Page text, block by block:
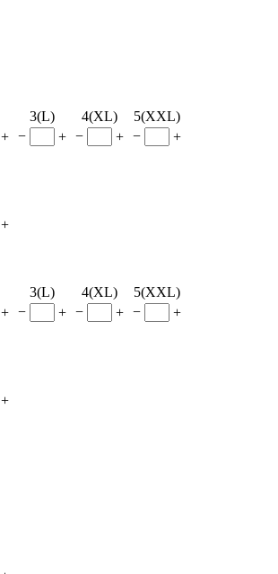
+
3(L)
−
+
4(XL)
−
+
5(XXL)
−
+
+
+
3(L)
−
+
4(XL)
−
+
5(XXL)
−
+
+